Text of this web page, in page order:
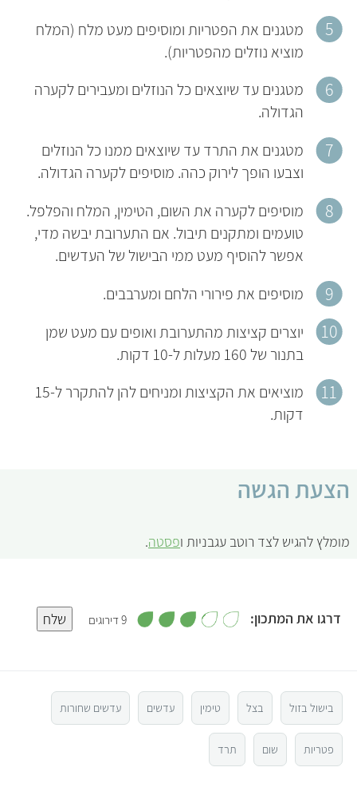
מטגנים את הפטריות ומוסיפים מעט מלח (המלח
מוציא נוזלים מהפטריות).
מטגנים עד שיוצאים כל הנוזלים ומעבירים לקערה
הגדולה.
מטגנים את התרד עד שיוצאים ממנו כל הנוזלים
וצבעו הופך לירוק כהה. מוסיפים לקערה הגדולה.
מוסיפים לקערה את השום, הטימין, המלח והפלפל.
טועמים ומתקנים תיבול. אם התערובת יבשה מדי,
אפשר להוסיף מעט ממי הבישול של העדשים.
מוסיפים את פירורי הלחם ומערבבים.
יוצרים קציצות מהתערובת ואופים עם מעט שמן
בתנור של 160 מעלות ל-10 דקות.
מוציאים את הקציצות ומניחים להן להתקרר ל-15
דקות.
הצעת הגשה
מומלץ להגיש לצד רוטב עגבניות ופסטה.
דרגו את המתכון:
3
2
9 דירוגים 3
ך
5
שלח
בישול בזול בצל טימין עדשים עדשים שחורות
פטריות שום תרד